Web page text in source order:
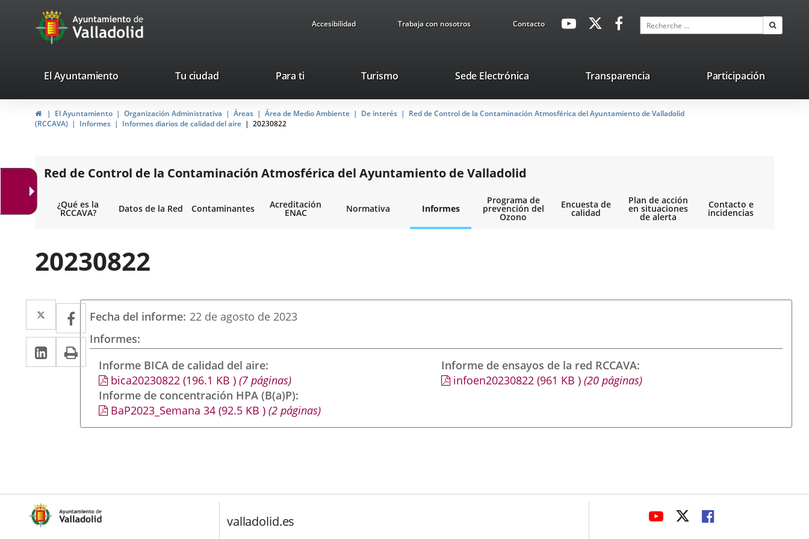
Portal
Web
Ayuntamiento
de
Valladolid
Accesibilidad Trabaja con nosotros ContactoavaHeaderSocial
Enlace
externa.
Enlace
aplicación
externa.
Enlace
aplicación
externa.
Recherche
valladolid.es
El Ayuntamiento Tu ciudad Para ti TurismoEste
se
abrirá
nueva.
Sede ElectrónicaEnlace
una
aplicación
Transparencia Participación
InicioEl Ayuntamiento Organización Administrativa Áreas Área de Medio Ambiente De interés
Red de Control de la Contaminación Atmosférica del Ayuntamiento de Valladolid
(RCCAVA)
Informes Informes diarios de calidad del aire 20230822
Red de Control de la Contaminación Atmosférica del Ayuntamiento de Valladolid
¿Qué es la
RCCAVA? Datos de la Red Contaminantes Acreditación
ENAC Normativa Informes
Programa de
prevención del
Ozono
Encuesta de
calidad
Plan de acción
en situaciones
de alerta
Contacto e
incidencias
20230822
Twitter
Enlace
a
una
aplicación
externa.
Facebook
Enlace
a
una
aplicación
externa.
LinkedIn
Enlace
a
aplicación
externa.
Imprimir
Fecha del informe 22 de agosto de 2023
Informes
Informe BICA de calidad del aire
bica20230822(196.1 KB )(7 páginas)
Informe de concentración HPA (B(a)P)
BaP2023_Semana 34(92.5 KB )(2 páginas)
Informe de ensayos de la red RCCAVA
infoen20230822 (961 KB) (20 páginas)
valladolid.es
ENLACEENLACEENLACE